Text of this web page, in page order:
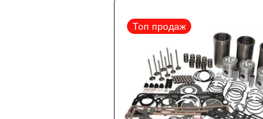
Топ продаж